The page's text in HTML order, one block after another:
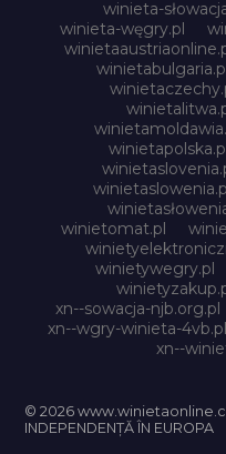
winieta-
winieta-węgry.pl
winietomat.pl
winietywegry.pl
xn--sowacja-njb.org.pl
xn--wgry-winieta-4vb.pl
xn--
© 2026
INDEPENDENȚĂ ÎN EUROPA